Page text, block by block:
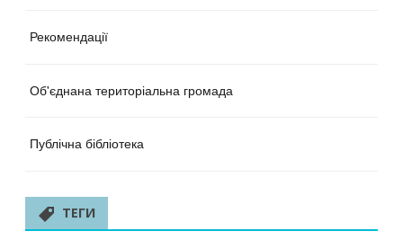
Рекомендації
Об'єднана територіальна громада
Публічна бібліотека
ТЕГИ